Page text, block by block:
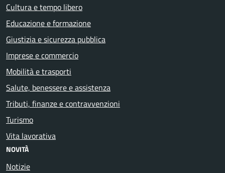
Cultura e tempo libero
Educazione e formazione
Giustizia e sicurezza pubblica
Imprese e commercio
Mobilità e trasporti
Salute, benessere e assistenza
Tributi, finanze e contravvenzioni
Turismo
Vita lavorativa
NOVITÀ
Notizie